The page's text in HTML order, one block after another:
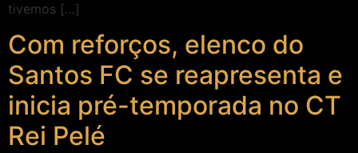
tivemos […]
Com reforços, elenco do
Santos FC se reapresenta e
inicia pré-temporada no CT
Rei Pelé